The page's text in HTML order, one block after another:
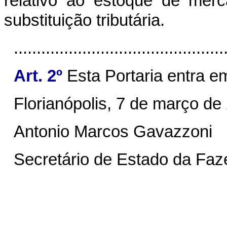
substituição tributária.
Art. 2ºEsta Portaria entra
Florianópolis, 7 de março de
Antonio Marcos Gavazzoni
Secretário de Estado da